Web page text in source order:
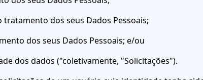
dos seus Dados Pessoais;
dos seus Dados Pessoais; e/ou
dos dados ("coletivamente, "Solicitações").